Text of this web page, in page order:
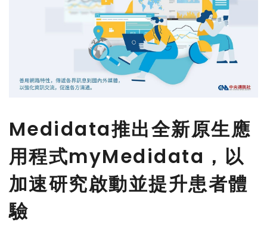
Medidata推出全新原生應
用程式myMedidata，以
加速研究啟動並提升患者體
驗